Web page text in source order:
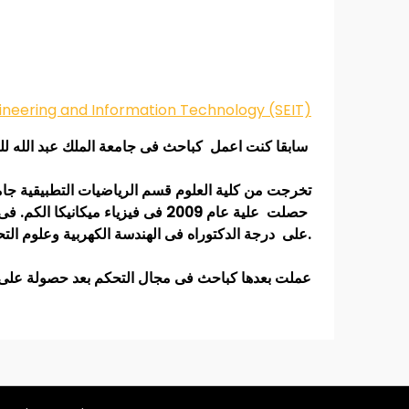
سابقا كنت اعمل
على درجة الدكتوراه فى الهندسة الكهربية وعلوم التحكم من جامعة نيوساوث ويلز عام 2013.
عملت بعدها كباحث فى مجال التحكم بعد حصولة على الدكتوراة حتى عام 2014.ثم كباحث فى مجال الانظمة الهندسية